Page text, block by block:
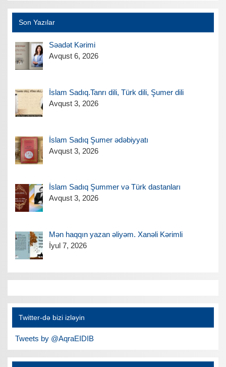
Son Yazılar
Səadət Kərimi
Avqust 6, 2026
İslam Sadıq.Tanrı dili, Türk dili, Şumer dili
Avqust 3, 2026
İslam Sadıq Şumer ədəbiyyatı
Avqust 3, 2026
İslam Sadıq Şummer və Türk dastanları
Avqust 3, 2026
Mən haqqın yazan əliyəm. Xanəli Kərimli
İyul 7, 2026
Twitter-də bizi izləyin
Tweets by @AqraEIDIB